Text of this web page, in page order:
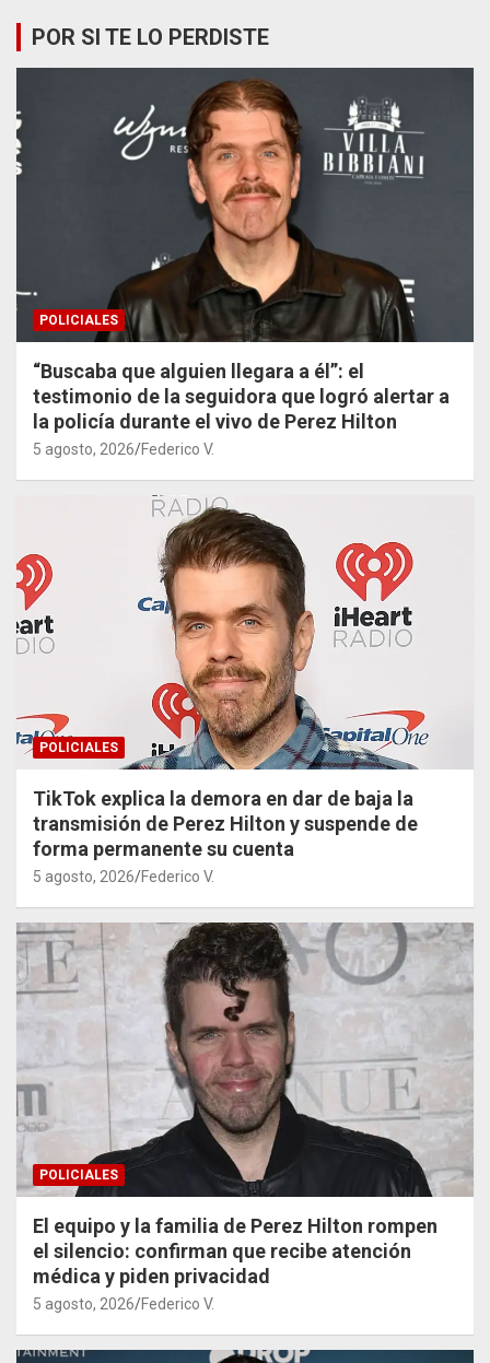
POR SI TE LO PERDISTE
POLICIALES
“Buscaba que alguien llegara a él”: el
testimonio de la seguidora que logró alertar a
la policía durante el vivo de Perez Hilton
5 agosto, 2026 Federico V.
POLICIALES
TikTok explica la demora en dar de baja la
transmisión de Perez Hilton y suspende de
forma permanente su cuenta
5 agosto, 2026 Federico V.
POLICIALES
El equipo y la familia de Perez Hilton rompen
el silencio: confirman que recibe atención
médica y piden privacidad
5 agosto, 2026 Federico V.